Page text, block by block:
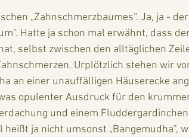
„Zahnschmerzbaumes“. Ja, ja -
Hatte ja schon mal erwähnt, dass
selbst zwischen den alltäglichen
Urplötzlich stehen wir
an einer unauffälligen Häuserecke
opulenter Ausdruck für den
und einem
ja nicht umsonst „Bangemudha",